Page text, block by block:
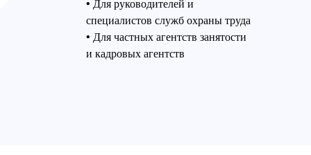
• Для руководителей и
специалистов служб охраны труда
• Для частных агентств занятости
и кадровых агентств